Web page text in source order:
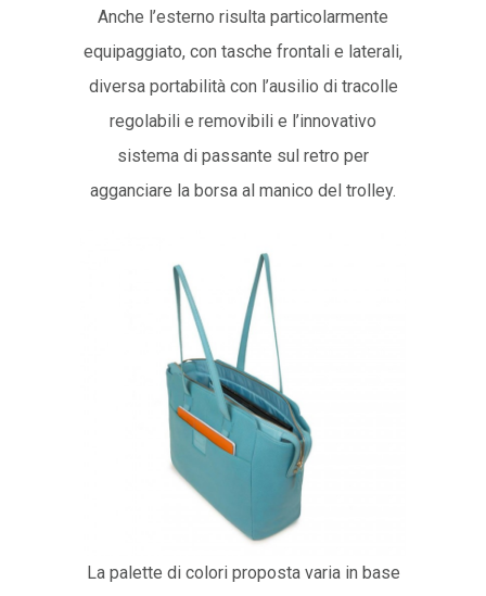
Anche l’esterno risulta particolarmente
equipaggiato, con tasche frontali e laterali,
diversa portabilità con l’ausilio di tracolle
regolabili e removibili e l’innovativo
sistema di passante sul retro per
agganciare la borsa al manico del trolley.
La palette di colori proposta varia in base